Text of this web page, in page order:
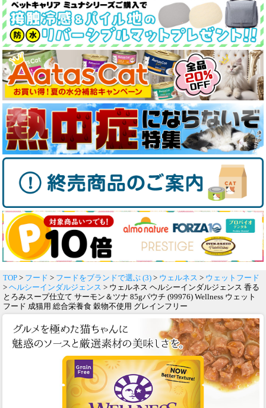
TOP > フード > フードをブランドで選ぶ (3) > ウェルネス > ウェットフード
> ヘルシーインダルジェンス > ウェルネス ヘルシーインダルジェンス 香る
とろみスープ仕立て サーモン＆ツナ 85gパウチ (99976) Wellness ウェット
フード 成猫用 総合栄養食 穀物不使用 グレインフリー